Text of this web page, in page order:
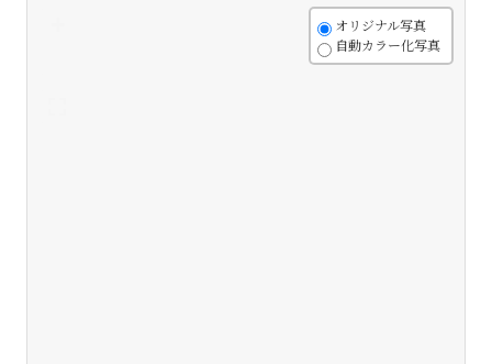
オリジナル写真
自動カラー化写真